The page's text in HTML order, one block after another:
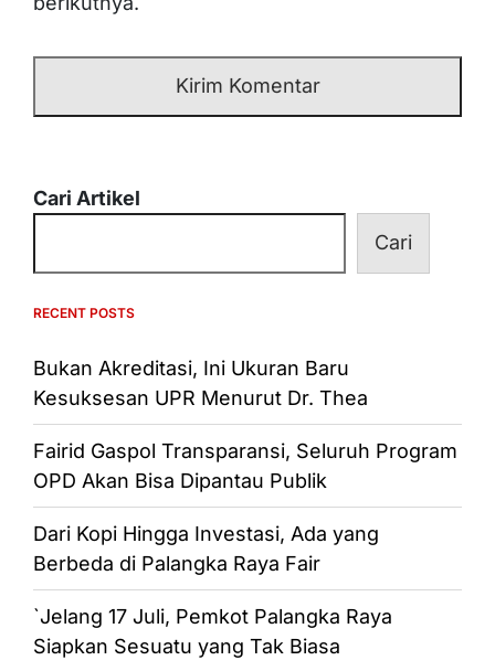
Cari Artikel
Cari
RECENT POSTS
Bukan Akreditasi, Ini Ukuran Baru
Kesuksesan UPR Menurut Dr. Thea
Fairid Gaspol Transparansi, Seluruh Program
OPD Akan Bisa Dipantau Publik
Dari Kopi Hingga Investasi, Ada yang
Berbeda di Palangka Raya Fair
`Jelang 17 Juli, Pemkot Palangka Raya
Siapkan Sesuatu yang Tak Biasa